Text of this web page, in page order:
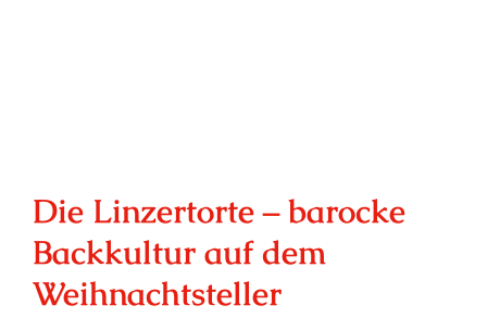
Die Linzertorte – barocke
Backkultur auf dem
Weihnachtsteller